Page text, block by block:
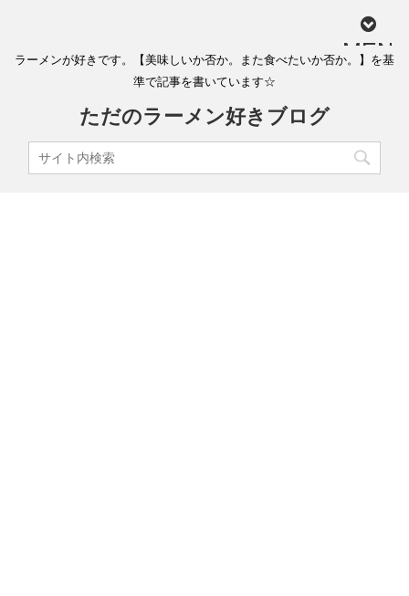
MEN
ラーメンが好きです。【美味しいか否か。また食べたいか否か。】を基
準で記事を書いています☆
ただのラーメン好きブログ